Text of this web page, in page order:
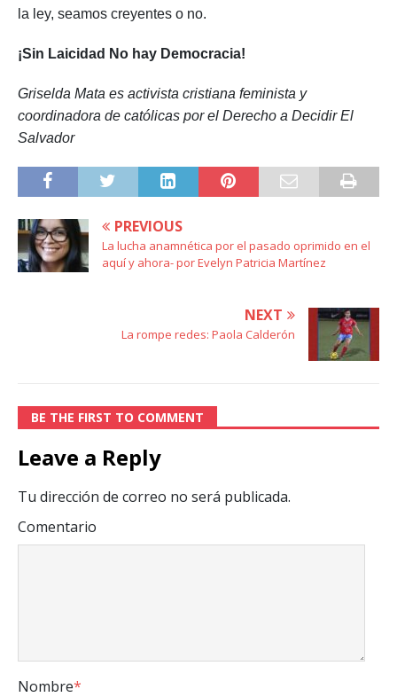
la ley, seamos creyentes o no.
¡Sin Laicidad No hay Democracia!
Griselda Mata es activista cristiana feminista y
coordinadora de católicas por el Derecho a Decidir El
Salvador
PREVIOUS
La lucha anamnética por el pasado oprimido en el
aquí y ahora- por Evelyn Patricia Martínez
NEXT
La rompe redes: Paola Calderón
BE THE FIRST TO COMMENT
Leave a Reply
Tu dirección de correo no será publicada.
Comentario
Nombre*